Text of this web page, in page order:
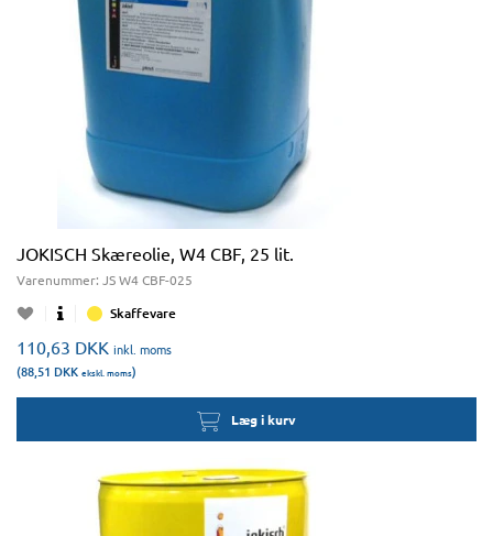
JOKISCH Skæreolie, W4 CBF, 25 lit.
Varenummer: JS W4 CBF-025
Skaffevare
110,63 DKK inkl. moms
(88,51 DKK ekskl. moms)
Læg i kurv